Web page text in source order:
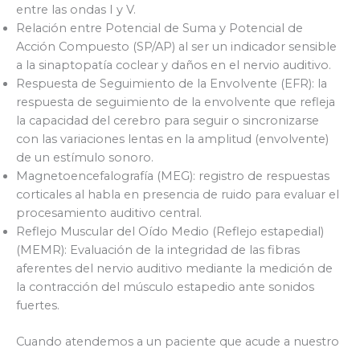
entre las ondas I y V.
Relación entre Potencial de Suma y Potencial de
Acción Compuesto (SP/AP) al ser un indicador sensible
a la sinaptopatía coclear y daños en el nervio auditivo.
Respuesta de Seguimiento de la Envolvente (EFR): la
respuesta de seguimiento de la envolvente que refleja
la capacidad del cerebro para seguir o sincronizarse
con las variaciones lentas en la amplitud (envolvente)
de un estímulo sonoro.
Magnetoencefalografía (MEG): registro de respuestas
corticales al habla en presencia de ruido para evaluar el
procesamiento auditivo central.
Reflejo Muscular del Oído Medio (Reflejo estapedial)
(MEMR): Evaluación de la integridad de las fibras
aferentes del nervio auditivo mediante la medición de
la contracción del músculo estapedio ante sonidos
fuertes.
Cuando atendemos a un paciente que acude a nuestro